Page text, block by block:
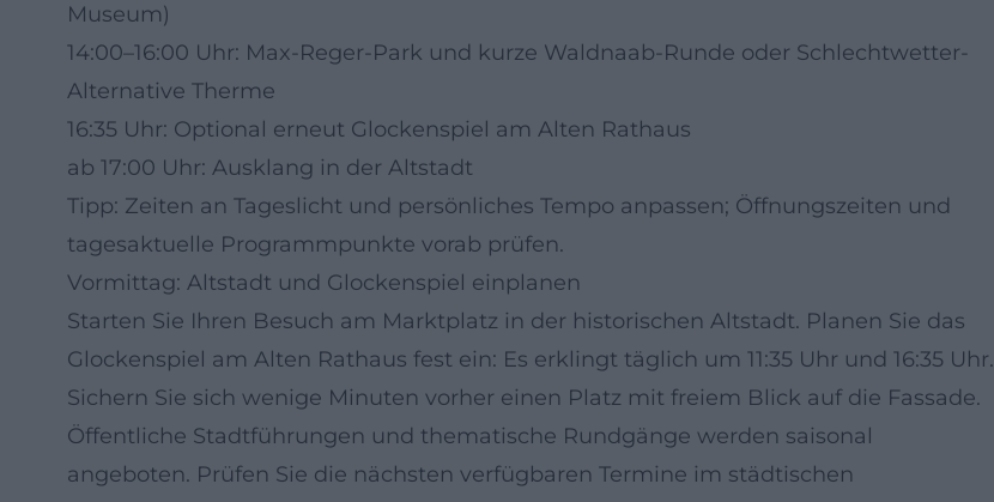
Museum)
14:00–16:00 Uhr: Max-Reger-Park und kurze Waldnaab-Runde oder Schlechtwetter-
Alternative Therme
16:35 Uhr: Optional erneut Glockenspiel am Alten Rathaus
ab 17:00 Uhr: Ausklang in der Altstadt
Tipp: Zeiten an Tageslicht und persönliches Tempo anpassen; Öffnungszeiten und
tagesaktuelle Programmpunkte vorab prüfen.
Vormittag: Altstadt und Glockenspiel einplanen
Starten Sie Ihren Besuch am Marktplatz in der historischen Altstadt. Planen Sie das
Glockenspiel am Alten Rathaus fest ein: Es erklingt täglich um 11:35 Uhr und 16:35 Uhr.
Sichern Sie sich wenige Minuten vorher einen Platz mit freiem Blick auf die Fassade.
Öffentliche Stadtführungen und thematische Rundgänge werden saisonal
angeboten. Prüfen Sie die nächsten verfügbaren Termine im städtischen